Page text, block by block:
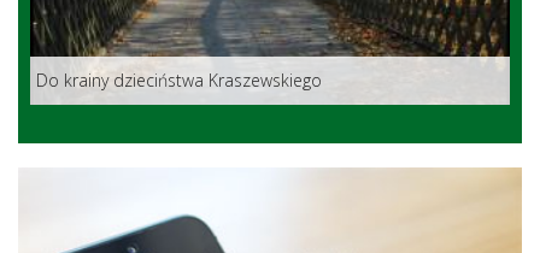
Do krainy dzieciństwa Kraszewskiego